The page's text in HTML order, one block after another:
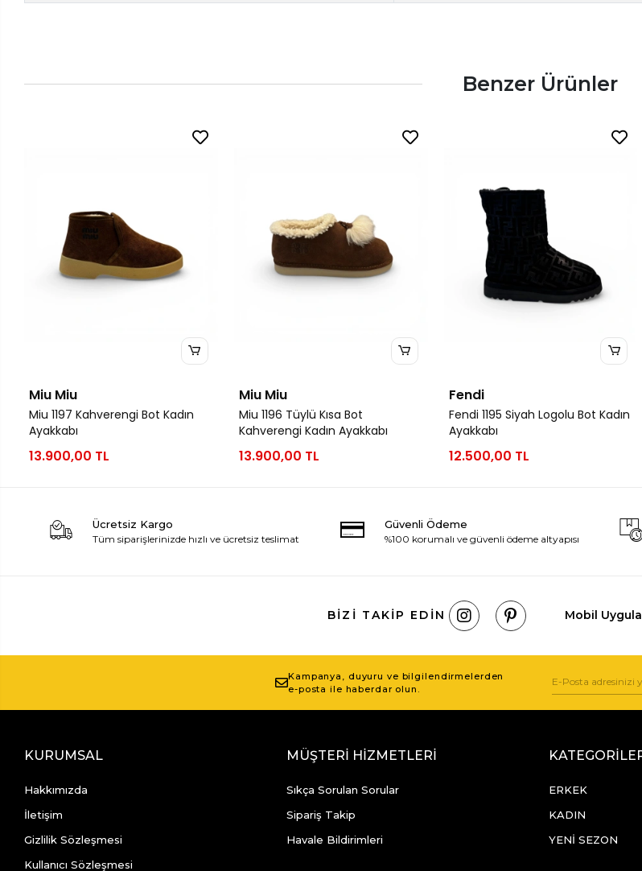
Benzer Ürünler
Miu Miu
Miu 1197 Kahverengi Bot Kadın
Ayakkabı
13.900,00 TL
Miu Miu
Miu 1196 Tüylü Kısa Bot
Kahverengi Kadın Ayakkabı
13.900,00 TL
Fendi
Fendi 1195 Siyah Logolu Bot Kadın
Ayakkabı
12.500,00 TL
Ücretsiz Kargo
Tüm siparişlerinizde hızlı ve ücretsiz teslimat
Güvenli Ödeme
%100 korumalı ve güvenli ödeme altyapısı
BIZI TAKIP EDIN Mobil
Kampanya, duyuru ve bilgilendirmelerden
e-posta ile haberdar olun.
KURUMSAL
Hakkımızda
İletişim
Gizlilik Sözleşmesi
Kullanıcı Sözleşmesi
MÜŞTERİ HİZMETLERİ
Sıkça Sorulan Sorular
Sipariş Takip
Havale Bildirimleri
ERKEK
KADIN
YENİ SEZON